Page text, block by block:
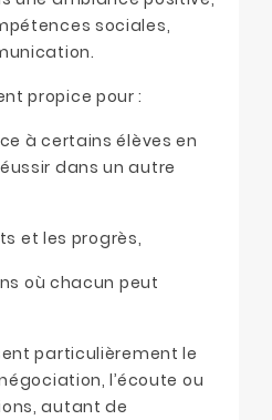
sociales,
propice pour :
à certains élèves en
dans un autre
et les progrès,
où chacun peut
particulièrement le
l’écoute ou
autant de